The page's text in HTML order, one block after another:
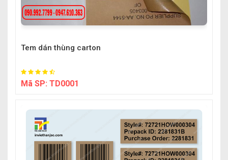
Tem dán thùng carton
Mã SP: TD0001